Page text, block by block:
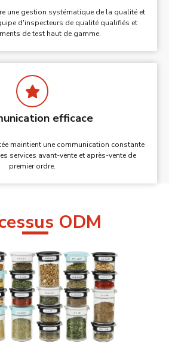
une gestion systématique de la qualité et
d'inspecteurs de qualité qualifiés et
de test haut de gamme.
efficace
maintient une communication constante
services avant-vente et après-vente de
premier ordre.
ODM